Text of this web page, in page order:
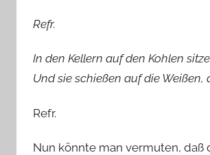
Refr.
In den Kellern auf den Kohlen
Und sie schießen auf die
Refr.
Nun könnte man vermuten, daß